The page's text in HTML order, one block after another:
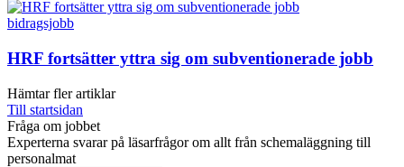
bidragsjobb
HRF fortsätter yttra sig om subventionerade jobb
Hämtar fler artiklar
Till startsidan
Fråga om jobbet
Experterna svarar på läsarfrågor om allt från schemaläggning till
personalmat